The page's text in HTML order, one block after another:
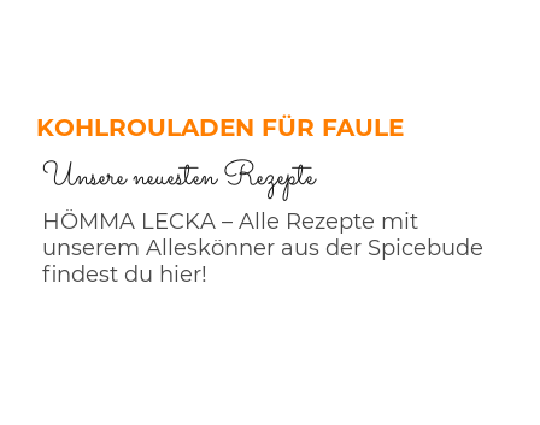
KOHLROULADEN FÜR FAULE
Unsere neuesten Rezepte
HÖMMA LECKA – Alle Rezepte mit
unserem Alleskönner aus der Spicebude
findest du hier!